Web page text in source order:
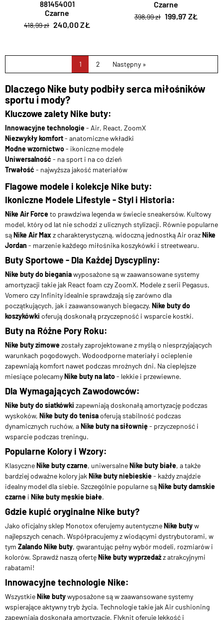
881454001
Czarne
418,99 zł 240,00 ZŁ
Czarne
398,99 zł 199,97 ZŁ
1 2 Następny »
Dlaczego Nike buty podbiły serca miłośników
sportu i mody?
Kluczowe zalety Nike buty:
Innowacyjne technologie- Air, React, ZoomX
Niezwykły komfort- anatomiczne wkładki
Modne wzornictwo- ikoniczne modele
Uniwersalność - na sport i na co dzień
Trwałość - najwyższa jakość materiałów
Flagowe modele i kolekcje Nike buty:
Ikoniczne Modele Lifestyle - Styl i Historia:
Nike Air Forceto prawdziwa legenda w świecie sneakersów. Kultowy
model, który od lat nie schodzi z ulicznych stylizacji. Równie popularne
sąNike Air Max z charakterystyczną, widoczną jednostką Air orazNike
Jordan - marzenie każdego miłośnika koszykówki i streetwearu.
Buty Sportowe - Dla Każdej Dyscypliny:
Nike buty do bieganiawyposażone są w zaawansowane systemy
amortyzacji takie jak React foam czy ZoomX. Modele z serii Pegasus,
Vomero czy Infinity idealnie sprawdzają się zarówno dla
początkujących, jak i zaawansowanych biegaczy. Nike buty do
koszykówki oferują doskonałą przyczepność i wsparcie kostki.
Buty na Różne Pory Roku:
Nike buty zimowezostały zaprojektowane z myślą o niesprzyjających
warunkach pogodowych. Wodoodporne materiały i ocieplenie
zapewniają komfort nawet podczas mroźnych dni. Na cieplejsze
miesiące polecamyNike buty na lato- lekkie i przewiewne.
Dla Wymagających Zawodowców:
Nike buty do siatkówki zapewniają doskonałą amortyzację podczas
wyskoków, Nike buty do tenisaoferują stabilność podczas
dynamicznych ruchów, aNike buty na siłownię- przyczepność i
wsparcie podczas treningu.
Popularne Kolory i Wzory:
KlasyczneNike buty czarne, uniwersalneNike buty białe, a także
bardziej odważne kolory jak Nike buty niebieskie- każdy znajdzie
idealny model dla siebie. Szczególnie popularne sąNike buty damskie
czarne i Nike buty męskie białe.
Gdzie kupić oryginalne Nike buty?
Jako oficjalny sklep Monotox oferujemy autentyczneNike butyw
najlepszych cenach. Współpracujemy z wiodącymi dystrybutorami, w
tym Zalando Nike buty, gwarantując pełny wybór modeli, rozmiarów i
kolorów. Sprawdź naszą ofertęNike buty wyprzedażz atrakcyjnymi
rabatami!
Innowacyjne technologie Nike:
WszystkieNike butywyposażone są w zaawansowane systemy
wspierające aktywny tryb życia. Technologie takie jak Air cushioning
zapewniają doskonałą amortyzację, Flyknit oferuje lekkość i